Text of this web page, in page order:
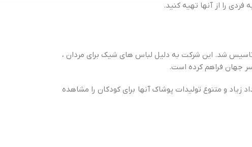
را از آنها تهیه کنید.
شرکت چند ملیتی پوشاک است که در سوئد مستقر است. این شرکت توسط ارلینگ پرسون در سال 1947 تاسیس شد. این شرکت به دلیل لباس های شیک برای مردان ،
و متنوع تولیدات پوشاک آنها برای کودکان را مشاهده